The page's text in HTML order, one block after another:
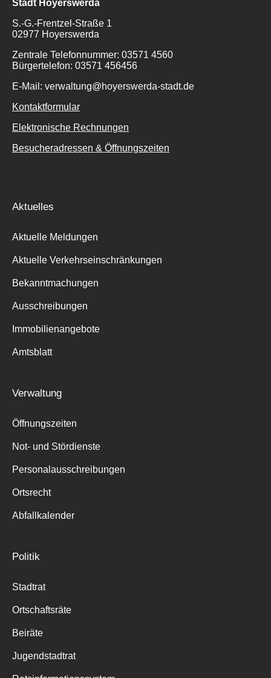
Suche
Stadt Hoyerswerda
S.-G.-Frentzel-Straße 1
02977 Hoyerswerda
Zentrale Telefonnummer: 03571 4560
Bürgertelefon: 03571 456456
E-Mail: verwaltung@hoyerswerda-stadt.de
Kontaktformular
Elektronische Rechnungen
Besucheradressen & Öffnungszeiten
Aktuelles
Aktuelle Meldungen
Aktuelle Verkehrseinschränkungen
Bekanntmachungen
Ausschreibungen
Immobilienangebote
Amtsblatt
Verwaltung
Öffnungszeiten
Not- und Stördienste
Personalausschreibungen
Ortsrecht
Abfallkalender
Politik
Stadtrat
Ortschaftsräte
Beiräte
Jugendstadtrat